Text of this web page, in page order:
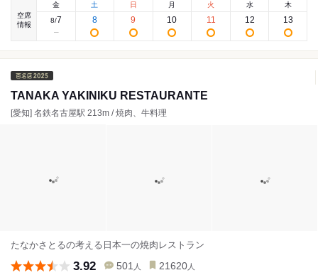
空席
情報
金
8/7
土
8
日
9
月
10
火
11
水
12
木
13
TANAKA YAKINIKU RESTAURANTE
[愛知] 名鉄名古屋駅 213m / 焼肉、牛料理
たなかさとるの考える日本一の焼肉レストラン
3.92 501 人 21620 人